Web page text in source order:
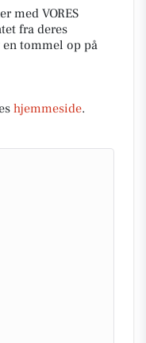
med VORES
fra deres
tommel op på
hjemmeside.